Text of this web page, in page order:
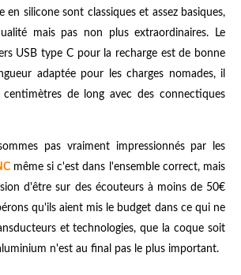
en silicone sont classiques et assez basiques,
mais pas non plus extraordinaires. Le
USB type C pour la recharge est de bonne
adaptée pour les charges nomades, il
de long avec des connectiques
pas vraiment impressionnés par les
même si c'est dans l'ensemble correct, mais
d'être sur des écouteurs à moins de 50€
qu'ils aient mis le budget dans ce qui ne
et technologies, que la coque soit
n'est au final pas le plus important.